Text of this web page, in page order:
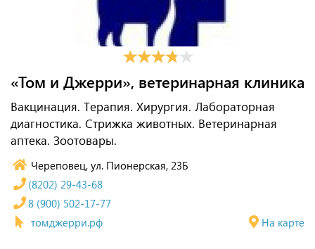
«Том и Джерри», ветеринарная клиника
Вакцинация. Терапия. Хирургия. Лабораторная
диагностика. Стрижка животных. Ветеринарная
аптека. Зоотовары.
Череповец, ул. Пионерская, 23Б
На карте
(8202) 29-43-68
8 (900) 502-17-77
томджерри.рф